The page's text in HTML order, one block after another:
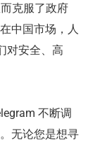
克服了政府
中国市场，人
对安全、高
不断调
无论您是想寻